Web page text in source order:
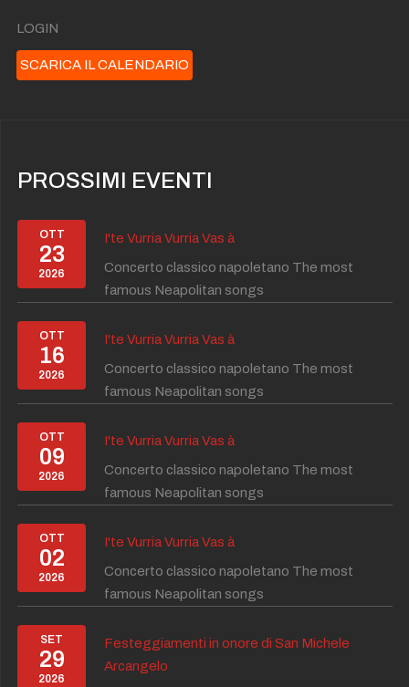
LOGIN
SCARICA IL CALENDARIO
PROSSIMI EVENTI
OTT
23
2026
I'te Vurria Vurria Vas à
Concerto classico napoletano The most
famous Neapolitan songs
OTT
16
2026
I'te Vurria Vurria Vas à
Concerto classico napoletano The most
famous Neapolitan songs
OTT
09
2026
I'te Vurria Vurria Vas à
Concerto classico napoletano The most
famous Neapolitan songs
OTT
02
2026
I'te Vurria Vurria Vas à
Concerto classico napoletano The most
famous Neapolitan songs
SET
29
2026
Festeggiamenti in onore di San Michele
Arcangelo